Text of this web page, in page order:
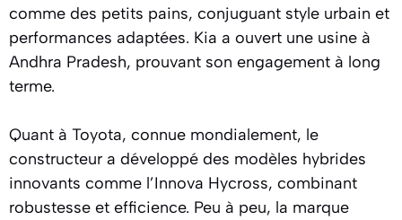
comme des petits pains, conjuguant style urbain et
performances adaptées. Kia a ouvert une usine à
Andhra Pradesh, prouvant son engagement à long
terme.
Quant à Toyota, connue mondialement, le
constructeur a développé des modèles hybrides
innovants comme l’Innova Hycross, combinant
robustesse et efficience. Peu à peu, la marque